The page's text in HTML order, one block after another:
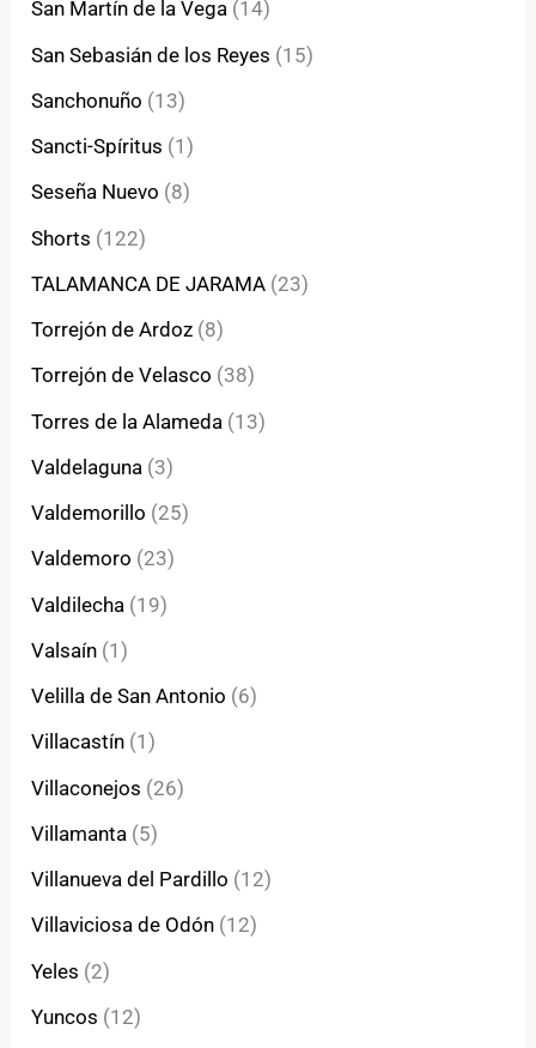
San Martín de la Vega (14)
San Sebasián de los Reyes (15)
Sanchonuño (13)
Sancti-Spíritus (1)
Seseña Nuevo (8)
Shorts (122)
TALAMANCA DE JARAMA (23)
Torrejón de Ardoz (8)
Torrejón de Velasco (38)
Torres de la Alameda (13)
Valdelaguna (3)
Valdemorillo (25)
Valdemoro (23)
Valdilecha (19)
Valsaín (1)
Velilla de San Antonio (6)
Villacastín (1)
Villaconejos (26)
Villamanta (5)
Villanueva del Pardillo (12)
Villaviciosa de Odón (12)
Yeles (2)
Yuncos (12)